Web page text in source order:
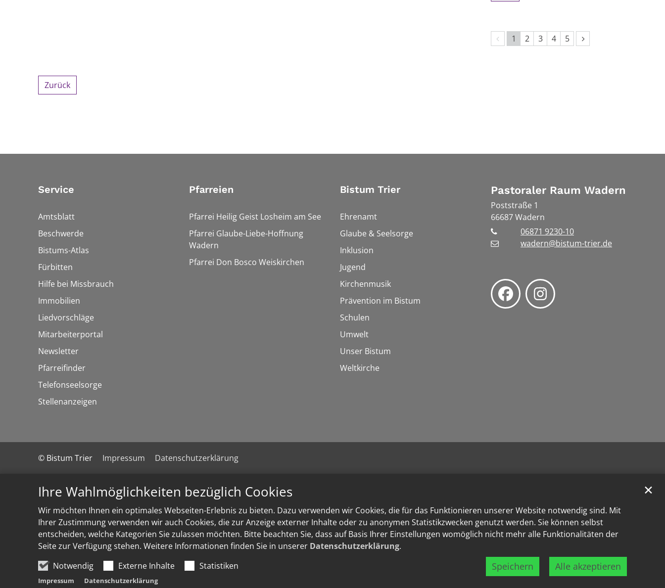
Ihre Wahlmöglichkeiten bezüglich Cookies
Wir möchten Ihnen ein optimales Webseiten-Erlebnis zu bieten. Dazu verwenden wir Cookies, die für das Funktionieren unserer Website notwendig sind. Mit
Ihrer Zustimmung verwenden wir auch Cookies, die zur Anzeige externer Inhalte oder zu anonymen Statistikzwecken genutzt werden. Sie können selbst
entscheiden, welche Kategorien Sie zulassen möchten. Bitte beachten Sie, dass auf Basis Ihrer Einstellungen womöglich nicht mehr alle Funktionalitäten der
Seite zur Verfügung stehen. Weitere Informationen finden Sie in unserer Datenschutzerklärung.
Notwendig
Externe Inhalte Statistiken Speichern Alle akzeptieren
✕
Impressum Datenschutzerklärung
Vorherige Seite
1 2 3 4 5 Nächste Seite
Zurück
Service
Amtsblatt
Beschwerde
Bistums-Atlas
Fürbitten
Hilfe bei Missbrauch
Immobilien
Liedvorschläge
Mitarbeiterportal
Newsletter
Pfarreifinder
Telefonseelsorge
Stellenanzeigen
Pfarreien
Pfarrei Heilig Geist Losheim am See
Pfarrei Glaube-Liebe-Hoffnung
Wadern
Pfarrei Don Bosco Weiskirchen
Bistum Trier
Ehrenamt
Glaube & Seelsorge
Inklusion
Jugend
Kirchenmusik
Prävention im Bistum
Schulen
Umwelt
Unser Bistum
Weltkirche
Pastoraler Raum Wadern
Poststraße 1
66687Wadern
06871 9230-10
wadern@bistum-trier.de
© Bistum Trier Impressum Datenschutzerklärung